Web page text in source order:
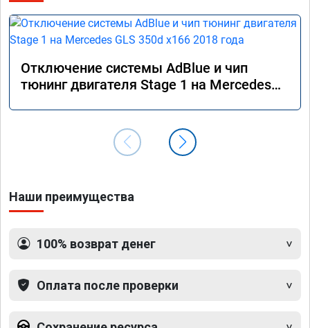
Отключение системы AdBlue и чип
тюнинг двигателя Stage 1 на Mercedes
Наши преимущества
100% возврат денег
Оплата после проверки